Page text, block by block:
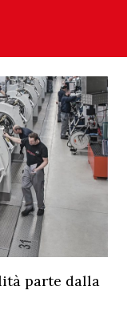
parte dalla